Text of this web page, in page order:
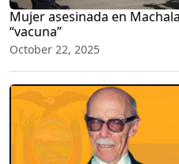
Mujer asesinada en
“vacuna”
October 22, 2025